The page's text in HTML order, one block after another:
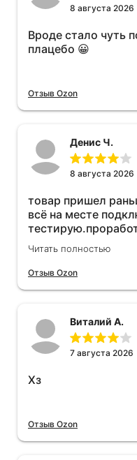
8 августа 2026
Вроде стало чуть
плацебо 😀
Отзыв Ozon
Денис Ч.
8 августа 2026
товар пришел
всё на месте
работать
жаль деньги на
Читать полностью
Отзыв Ozon
Виталий А.
7 августа 2026
Хз
Отзыв Ozon